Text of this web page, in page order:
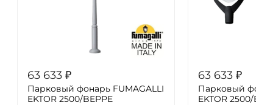
63 633 ₽
Парковый фонарь FUMAGALLI
EKTOR 2500/BEPPE
63 633 ₽
Парковый
EKTOR 2500/